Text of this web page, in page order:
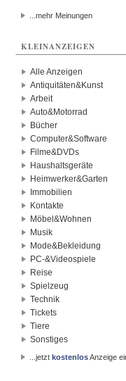
...mehr Meinungen
KLEINANZEIGEN
Alle Anzeigen
Antiquitäten&Kunst
Arbeit
Auto&Motorrad
Bücher
Computer&Software
Filme&DVDs
Haushaltsgeräte
Heimwerker&Garten
Immobilien
Kontakte
Möbel&Wohnen
Musik
Mode&Bekleidung
PC-&Videospiele
Reise
Spielzeug
Technik
Tickets
Tiere
Sonstiges
...jetztkostenlosAnzeige